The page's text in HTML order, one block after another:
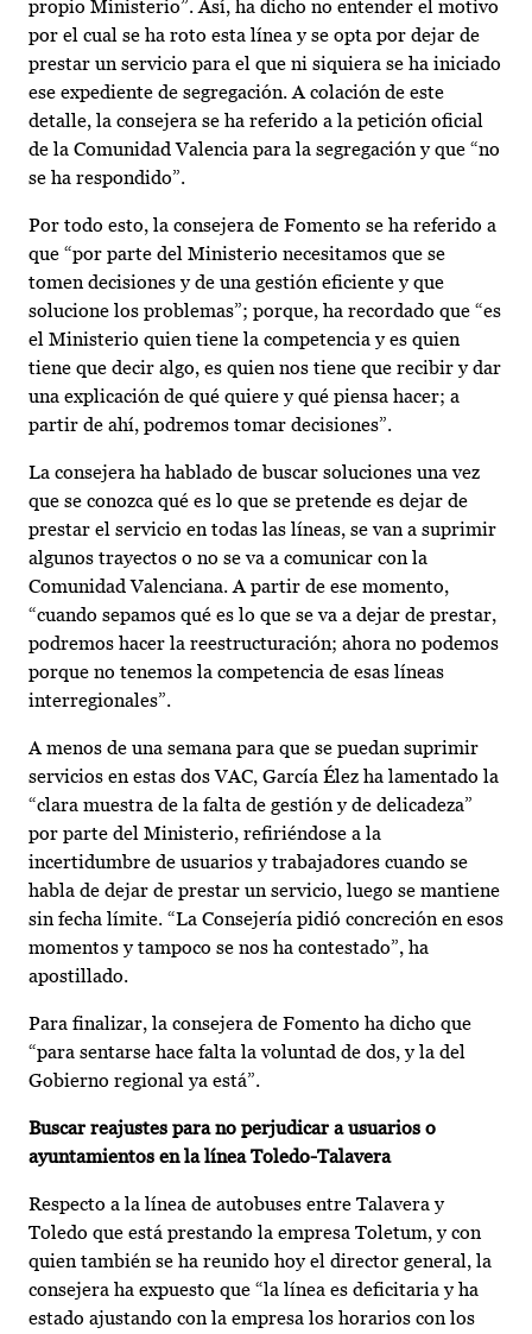
propio Ministerio”. Así, ha dicho no entender el motivo
por el cual se ha roto esta línea y se opta por dejar de
prestar un servicio para el que ni siquiera se ha iniciado
ese expediente de segregación. A colación de este
detalle, la consejera se ha referido a la petición oficial
de la Comunidad Valencia para la segregación y que “no
se ha respondido”.
Por todo esto, la consejera de Fomento se ha referido a
que “por parte del Ministerio necesitamos que se
tomen decisiones y de una gestión eficiente y que
solucione los problemas”; porque, ha recordado que “es
el Ministerio quien tiene la competencia y es quien
tiene que decir algo, es quien nos tiene que recibir y dar
una explicación de qué quiere y qué piensa hacer; a
partir de ahí, podremos tomar decisiones”.
La consejera ha hablado de buscar soluciones una vez
que se conozca qué es lo que se pretende es dejar de
prestar el servicio en todas las líneas, se van a suprimir
algunos trayectos o no se va a comunicar con la
Comunidad Valenciana. A partir de ese momento,
“cuando sepamos qué es lo que se va a dejar de prestar,
podremos hacer la reestructuración; ahora no podemos
porque no tenemos la competencia de esas líneas
interregionales”.
A menos de una semana para que se puedan suprimir
servicios en estas dos VAC, García Élez ha lamentado la
“clara muestra de la falta de gestión y de delicadeza”
por parte del Ministerio, refiriéndose a la
incertidumbre de usuarios y trabajadores cuando se
habla de dejar de prestar un servicio, luego se mantiene
sin fecha límite. “La Consejería pidió concreción en esos
momentos y tampoco se nos ha contestado”, ha
apostillado.
Para finalizar, la consejera de Fomento ha dicho que
“para sentarse hace falta la voluntad de dos, y la del
Gobierno regional ya está”.
Buscar reajustes para no perjudicar a usuarios o
ayuntamientos en la línea Toledo-Talavera
Respecto a la línea de autobuses entre Talavera y
Toledo que está prestando la empresa Toletum, y con
quien también se ha reunido hoy el director general, la
consejera ha expuesto que “la línea es deficitaria y ha
estado ajustando con la empresa los horarios con los